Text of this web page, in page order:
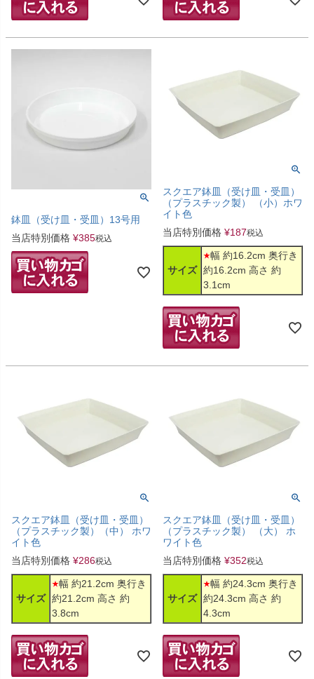
鉢皿（受け皿・受皿）13号用
当店特別価格 ¥385税込
スクエア鉢皿（受け皿・受皿）
（プラスチック製） （小）ホワ
イト色
当店特別価格 ¥187税込
サイズ
幅 約16.2cm 奥行き
約16.2cm 高さ 約
3.1cm
スクエア鉢皿（受け皿・受皿）
（プラスチック製）（中） ホワ
イト色
当店特別価格 ¥286税込
サイズ
幅 約21.2cm 奥行き
約21.2cm 高さ 約
3.8cm
スクエア鉢皿（受け皿・受皿）
（プラスチック製） （大） ホ
ワイト色
当店特別価格 ¥352税込
サイズ
幅 約24.3cm 奥行き
約24.3cm 高さ 約
4.3cm